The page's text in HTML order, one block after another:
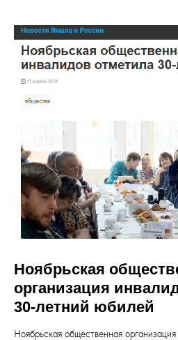
Ноябрьская
организация
30-летний юбилей
Ноябрьская общественная